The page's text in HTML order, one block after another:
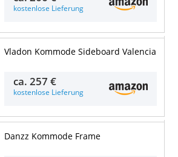
kostenlose Lieferung
Vladon Kommode Sideboard Valencia
ca.257 €
kostenlose Lieferung
Danzz Kommode Frame